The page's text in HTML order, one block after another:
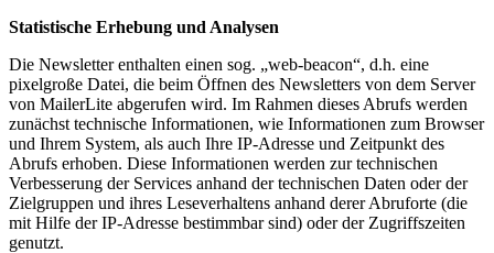
Statistische Erhebung und Analysen
Die Newsletter enthalten einen sog. „web-beacon“, d.h. eine
pixelgroße Datei, die beim Öffnen des Newsletters von dem Server
von MailerLite abgerufen wird. Im Rahmen dieses Abrufs werden
zunächst technische Informationen, wie Informationen zum Browser
und Ihrem System, als auch Ihre IP-Adresse und Zeitpunkt des
Abrufs erhoben. Diese Informationen werden zur technischen
Verbesserung der Services anhand der technischen Daten oder der
Zielgruppen und ihres Leseverhaltens anhand derer Abruforte (die
mit Hilfe der IP-Adresse bestimmbar sind) oder der Zugriffszeiten
genutzt.